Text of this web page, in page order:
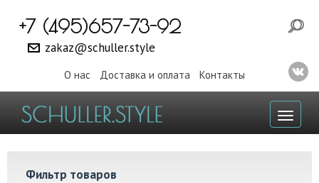
+7 (495)657-73-92
zakaz@schuller.style
О нас Доставка и оплата Контакты
Фильтр товаров